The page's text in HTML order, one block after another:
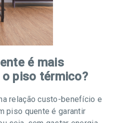
é mais
piso térmico?
relação custo-benefício e
piso quente é garantir